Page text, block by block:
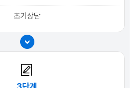
초기상담